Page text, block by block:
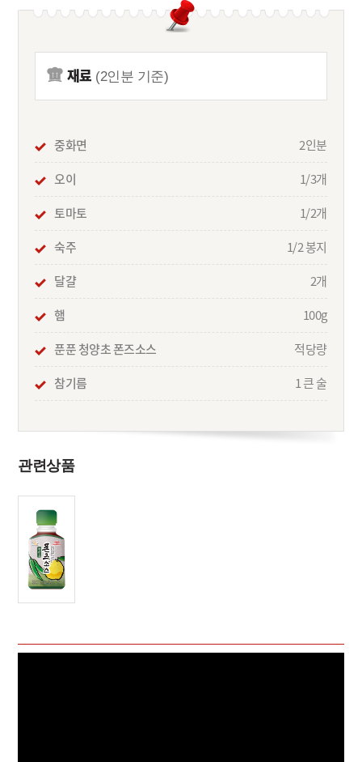
재료 (2인분 기준)
중화면
2인분
오이
1/3개
토마토
1/2개
숙주
1/2 봉지
달걀
2개
햄
100g
푼푼 청양초 폰즈소스
적당량
참기름
1 큰 술
관련상품